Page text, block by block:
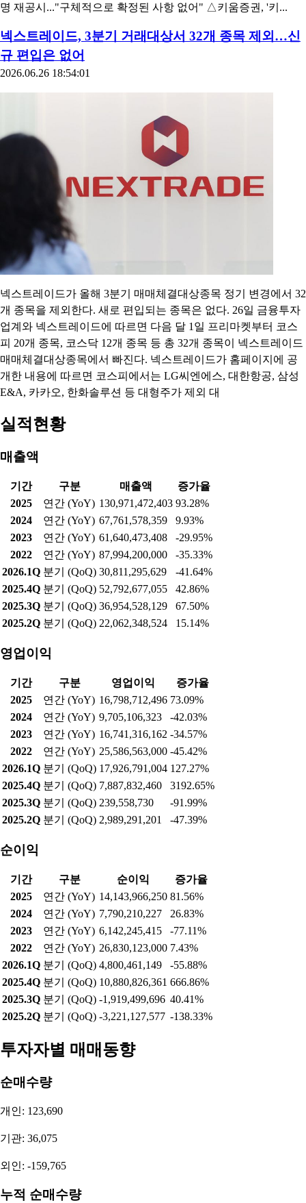
명 재공시..."구체적으로 확정된 사항 없어" △키움증권, '키...
넥스트레이드, 3분기 거래대상서 32개 종목 제외…신
규 편입은 없어
2026.06.26 18:54:01
넥스트레이드가 올해 3분기 매매체결대상종목 정기 변경에서 32
개 종목을 제외한다. 새로 편입되는 종목은 없다. 26일 금융투자
업계와 넥스트레이드에 따르면 다음 달 1일 프리마켓부터 코스
피 20개 종목, 코스닥 12개 종목 등 총 32개 종목이 넥스트레이드
매매체결대상종목에서 빠진다. 넥스트레이드가 홈페이지에 공
개한 내용에 따르면 코스피에서는 LG씨엔에스, 대한항공, 삼성
E&A, 카카오, 한화솔루션 등 대형주가 제외 대
실적현황
매출액
기간 구분 매출액
증가율
2025
연간 (YoY) 130,971,472,403 93.28%
2024
연간 (YoY) 67,761,578,359
9.93%
2023
연간 (YoY) 61,640,473,408
-29.95%
2022
연간 (YoY) 87,994,200,000
-35.33%
2026.1Q 분기 (QoQ) 30,811,295,629
-41.64%
2025.4Q 분기 (QoQ) 52,792,677,055
42.86%
2025.3Q 분기 (QoQ) 36,954,528,129
67.50%
2025.2Q 분기 (QoQ) 22,062,348,524 15.14%
영업이익
기간 구분 영업이익
증가율
2025
연간 (YoY) 16,798,712,496 73.09%
2024
연간 (YoY) 9,705,106,323
-42.03%
2023
연간 (YoY) 16,741,316,162 -34.57%
2022
연간 (YoY) 25,586,563,000 -45.42%
2026.1Q 분기 (QoQ) 17,926,791,004 127.27%
2025.4Q 분기 (QoQ) 7,887,832,460
3192.65%
2025.3Q 분기 (QoQ) 239,558,730
-91.99%
2025.2Q 분기 (QoQ) 2,989,291,201 -47.39%
순이익
기간 구분 순이익
증가율
2025
연간 (YoY) 14,143,966,250 81.56%
2024
연간 (YoY) 7,790,210,227
26.83%
2023
연간 (YoY) 6,142,245,415
-77.11%
2022
연간 (YoY) 26,830,123,000 7.43%
2026.1Q 분기 (QoQ) 4,800,461,149
-55.88%
2025.4Q 분기 (QoQ) 10,880,826,361 666.86%
2025.3Q 분기 (QoQ) -1,919,499,696 40.41%
2025.2Q 분기 (QoQ) -3,221,127,577 -138.33%
투자자별 매매동향
순매수량
개인: 123,690
기관: 36,075
외인: -159,765
누적 순매수량